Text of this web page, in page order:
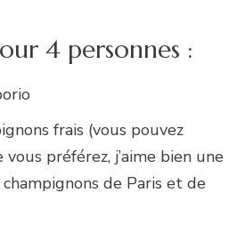
4 personnes :
frais (vous pouvez
préférez, j’aime bien une
de Paris et de